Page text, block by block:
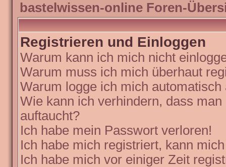
bastelwissen-online Foren-
Registrieren und Einloggen
Warum kann ich mich nicht
Warum muss ich mich überhaut
Warum logge ich mich automatisch
Wie kann ich verhindern, dass
auftaucht?
Ich habe mein Passwort verloren!
Ich habe mich registriert, kann
Ich habe mich vor einiger Zeit